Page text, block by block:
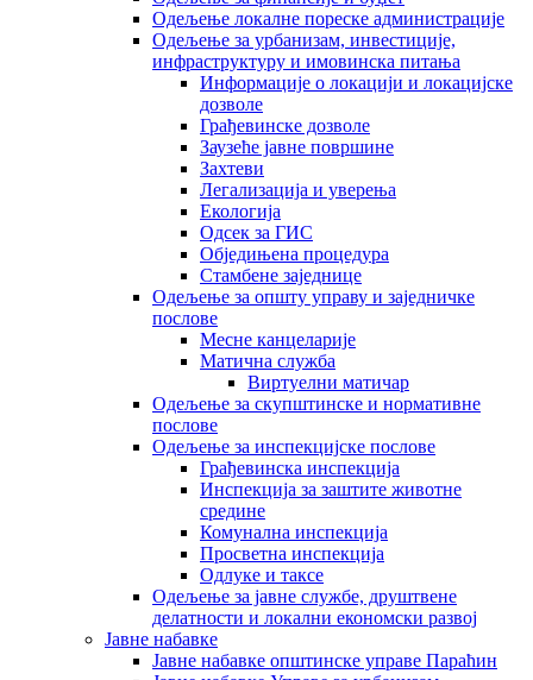
Одељење локалне пореске администрације
Одељење за урбанизам, инвестиције,
инфраструктуру и имовинска питања
Информације о локацији и локацијске
дозволе
Грађевинске дозволе
Заузеће јавне површине
Захтеви
Легализација и уверења
Екологија
Одсек за ГИС
Обједињена процедура
Стамбене заједнице
Oдељење за општу управу и заједничке
послове
Месне канцеларије
Матична служба
Виртуелни матичар
Одељење за скупштинске и нормативне
послове
Одељење за инспекцијске послове
Грађевинска инспекција
Инспекција за заштите животне
средине
Комунална инспекција
Просветна инспекција
Одлуке и таксе
Одељење за јавне службе, друштвене
делатности и локални економски развој
Јавне набавке
Јавне набавке општинске управе Параћин